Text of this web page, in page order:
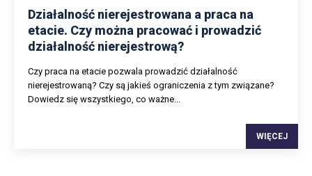
Działalność nierejestrowana a praca na
etacie. Czy można pracować i prowadzić
działalność nierejestrową?
Czy praca na etacie pozwala prowadzić działalność
nierejestrowaną? Czy są jakieś ograniczenia z tym związane?
Dowiedz się wszystkiego, co ważne...
WIĘCEJ